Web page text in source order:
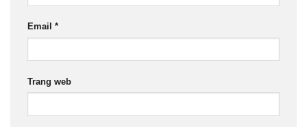
Email *
Trang web